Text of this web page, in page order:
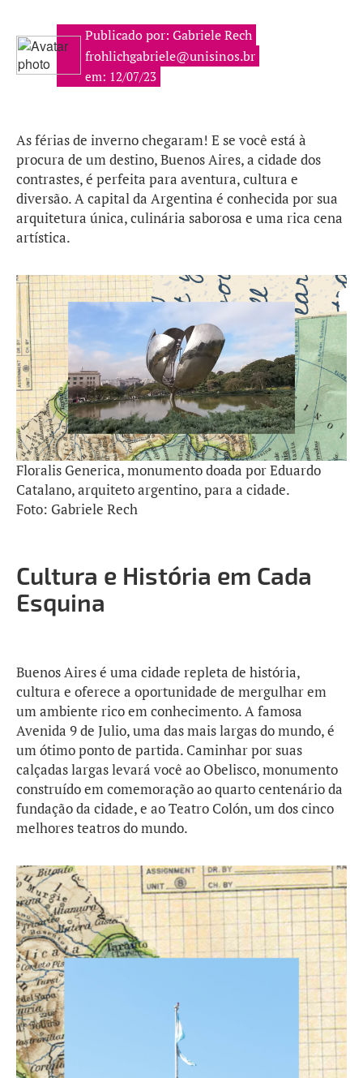
Publicado por: Gabriele Rech
frohlichgabriele@unisinos.br
em: 12/07/23
As férias de inverno chegaram! E se você está à
procura de um destino, Buenos Aires, a cidade dos
contrastes, é perfeita para aventura, cultura e
diversão. A capital da Argentina é conhecida por sua
arquitetura única, culinária saborosa e uma rica cena
artística.
Floralis Generica, monumento doada por Eduardo
Catalano, arquiteto argentino, para a cidade.
Foto: Gabriele Rech
Cultura e História em Cada
Esquina
Buenos Aires é uma cidade repleta de história,
cultura e oferece a oportunidade de mergulhar em
um ambiente rico em conhecimento. A famosa
Avenida 9 de Julio, uma das mais largas do mundo, é
um ótimo ponto de partida. Caminhar por suas
calçadas largas levará você ao Obelisco, monumento
construído em comemoração ao quarto centenário da
fundação da cidade, e ao Teatro Colón, um dos cinco
melhores teatros do mundo.